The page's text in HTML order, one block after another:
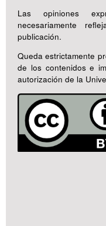
Las opiniones
necesariamente
publicación.
Queda estrictamente
de los contenidos e
autorización de la